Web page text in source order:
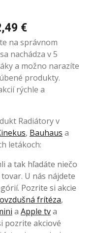
€
na správnom
nachádza v 5
a možno narazíte
produkty.
rýchle a
Radiátory v
, Bauhaus a
letákoch:
a tak hľadáte niečo
U nás nájdete
Pozrite si akcie
frítéza,
a Apple tva
pozrite akciové